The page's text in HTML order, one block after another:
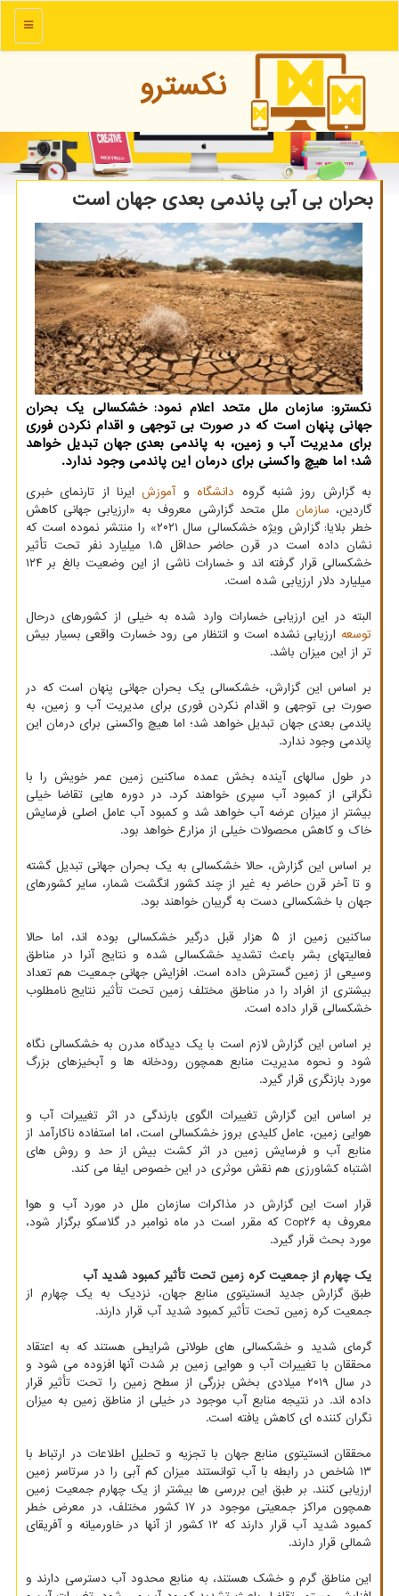
منو
نكسترو
بحران بی آبی پاندمی بعدی جهان است
نکسترو: سازمان ملل متحد اعلام نمود: خشکسالی یک بحران
جهانی پنهان است که در صورت بی توجهی و اقدام نکردن فوری
برای مدیریت آب و زمین، به پاندمی بعدی جهان تبدیل خواهد
شد؛ اما هیچ واکسنی برای درمان این پاندمی وجود ندارد.
به گزارش روز شنبه گروه دانشگاه وآموزشایرنا از تارنمای خبری
گاردین، سازمان ملل متحد گزارشی معروف به «ارزیابی جهانی کاهش
خطر بلایا: گزارش ویژه خشکسالی سال ۲۰۲۱» را منتشر نموده است که
نشان داده است در قرن حاضر حداقل ۱.۵ میلیارد نفر تحت تأثیر
خشکسالی قرار گرفته اند و خسارات ناشی از این وضعیت بالغ بر ۱۲۴
میلیارد دلار ارزیابی شده است.
البته در این ارزیابی خسارات وارد شده به خیلی از کشورهای درحال
توسعه ارزیابی نشده است و انتظار می رود خسارت واقعی بسیار بیش
تر از این میزان باشد.
بر اساس این گزارش، خشکسالی یک بحران جهانی پنهان است که در
صورت بی توجهی و اقدام نکردن فوری برای مدیریت آب و زمین، به
پاندمی بعدی جهان تبدیل خواهد شد؛ اما هیچ واکسنی برای درمان این
پاندمی وجود ندارد.
در طول سالهای آینده بخش عمده ساکنین زمین عمر خویش را با
نگرانی از کمبود آب سپری خواهند کرد. در دوره هایی تقاضا خیلی
بیشتر از میزان عرضه آب خواهد شد و کمبود آب عامل اصلی فرسایش
خاک و کاهش محصولات خیلی از مزارع خواهد بود.
بر اساس این گزارش، حالا خشکسالی به یک بحران جهانی تبدیل گشته
و تا آخر قرن حاضر به غیر از چند کشور انگشت شمار، سایر کشورهای
جهان با خشکسالی دست به گریبان خواهند بود.
ساکنین زمین از ۵ هزار قبل درگیر خشکسالی بوده اند، اما حالا
فعالیتهای بشر باعث تشدید خشکسالی شده و نتایج آنرا در مناطق
وسیعی از زمین گسترش داده است. افزایش جهانی جمعیت هم تعداد
بیشتری از افراد را در مناطق مختلف زمین تحت تأثیر نتایج نامطلوب
خشکسالی قرار داده است.
بر اساس این گزارش لازم است با یک دیدگاه مدرن به خشکسالی نگاه
شود و نحوه مدیریت منابع همچون رودخانه ها و آبخیزهای بزرگ
مورد بازنگری قرار گیرد.
بر اساس این گزارش تغییرات الگوی بارندگی در اثر تغییرات آب و
هوایی زمین، عامل کلیدی بروز خشکسالی است، اما استفاده ناکارآمد از
منابع آب و فرسایش زمین در اثر کشت بیش از حد و روش های
اشتباه کشاورزی هم نقش موثری در این خصوص ایفا می کند.
قرار است این گزارش در مذاکرات سازمان ملل در مورد آب و هوا
معروف به Cop۲۶ که مقرر است در ماه نوامبر در گلاسکو برگزار شود،
مورد بحث قرار گیرد.
یک چهارم از جمعیت کره زمین تحت تأثیر کمبود شدید آب
طبق گزارش جدید انستیتوی منابع جهان، نزدیک به یک چهارم از
جمعیت کره زمین تحت تأثیر کمبود شدید آب قرار دارند.
گرمای شدید و خشکسالی های طولانی شرایطی هستند که به اعتقاد
محققان با تغییرات آب و هوایی زمین بر شدت آنها افزوده می شود و
در سال ۲۰۱۹ میلادی بخش بزرگی از سطح زمین را تحت تأثیر قرار
داده اند. در نتیجه منابع آب موجود در خیلی از مناطق زمین به میزان
نگران کننده ای کاهش یافته است.
محققان انستیتوی منابع جهان با تجزیه و تحلیل اطلاعات در ارتباط با
۱۳ شاخص در رابطه با آب توانستند میزان کم آبی را در سرتاسر زمین
ارزیابی کنند. بر طبق این بررسی ها بیشتر از یک چهارم جمعیت زمین
همچون مراکز جمعیتی موجود در ۱۷ کشور مختلف، در معرض خطر
کمبود شدید آب قرار دارند که ۱۲ کشور از آنها در خاورمیانه و آفریقای
شمالی قرار دارند.
این مناطق گرم و خشک هستند، به منابع محدود آب دسترسی دارند و